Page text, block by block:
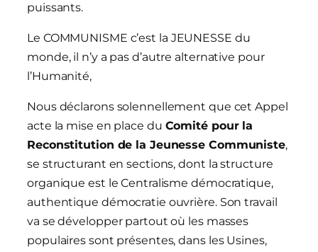
puissants.
Le COMMUNISME c’est la JEUNESSE du
monde, il n’y a pas d’autre alternative pour
l’Humanité,
Nous déclarons solennellement que cet Appel
acte la mise en place du Comité pour la
Reconstitution de la Jeunesse Communiste,
se structurant en sections, dont la structure
organique est le Centralisme démocratique,
authentique démocratie ouvrière. Son travail
va se développer partout où les masses
populaires sont présentes, dans les Usines,